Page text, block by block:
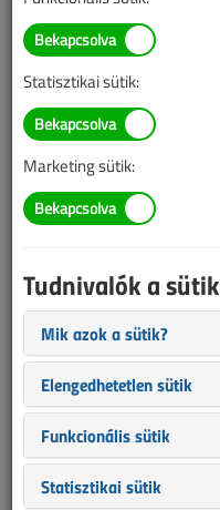
Lapszám:
Fordulat az
az OBO Ion
2022/12. lapszám
Statisztikai sütik:
Marketing sütik:
Tudnivalók a
Mik azok a sütik?
Elengedhetetlen sütik
Funkcionális sütik
Statisztikai sütik